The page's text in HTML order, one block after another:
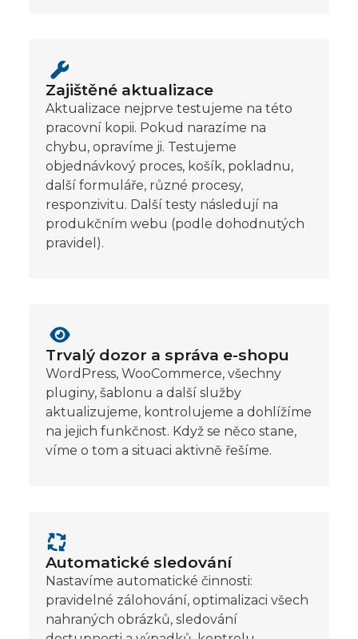
Zajištěné aktualizace
Aktualizace nejprve testujeme na této
pracovní kopii. Pokud narazíme na
chybu, opravíme ji. Testujeme
objednávkový proces, košík, pokladnu,
další formuláře, různé procesy,
responzivitu. Další testy následují na
produkčním webu (podle dohodnutých
pravidel).
Trvalý dozor a správa e-shopu
WordPress, WooCommerce, všechny
pluginy, šablonu a další služby
aktualizujeme, kontrolujeme a dohlížíme
na jejich funkčnost. Když se něco stane,
víme o tom a situaci aktivně řešíme.
Automatické sledování
Nastavíme automatické činnosti:
pravidelné zálohování, optimalizaci všech
nahraných obrázků, sledování